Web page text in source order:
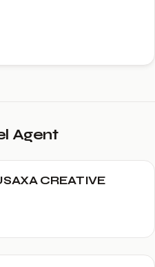
Agent
CREATIVE